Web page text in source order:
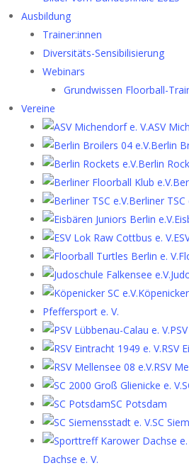
Ausbildung
Trainer:innen
Diversitäts-Sensibilisierung
Webinars
Grundwissen Floorball-
Vereine
ASV
Berlin
Berlin
Berliner TSC
Pfeffersport e. V.
RSV
RSV
SC Potsdam
SC
Dachse e. V.